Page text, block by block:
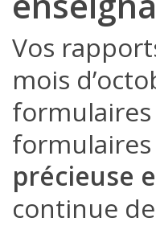
Vos
mois
formulaires
précieuse
continue